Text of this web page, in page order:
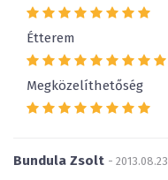
Étterem
Megközelíthetőség
Bundula Zsolt - 2013.08.23